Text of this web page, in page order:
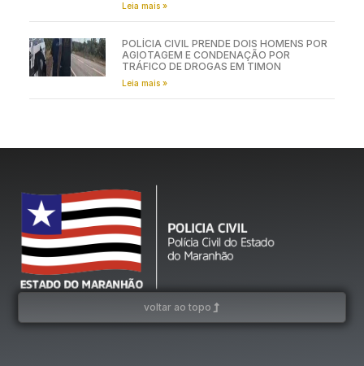
Leia mais »
POLÍCIA CIVIL PRENDE DOIS HOMENS POR
AGIOTAGEM E CONDENAÇÃO POR
TRÁFICO DE DROGAS EM TIMON
Leia mais »
voltar ao topo